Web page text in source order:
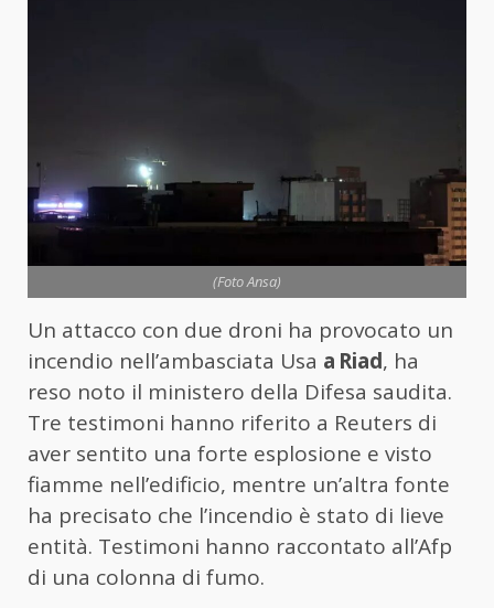
(Foto Ansa)
Un attacco con due droni ha provocato un
incendio nell’ambasciata Usa a Riad, ha
reso noto il ministero della Difesa saudita.
Tre testimoni hanno riferito a Reuters di
aver sentito una forte esplosione e visto
fiamme nell’edificio, mentre un’altra fonte
ha precisato che l’incendio è stato di lieve
entità. Testimoni hanno raccontato all’Afp
di una colonna di fumo.